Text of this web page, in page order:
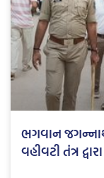
ભગવાન
વહીવટી તંત્ર